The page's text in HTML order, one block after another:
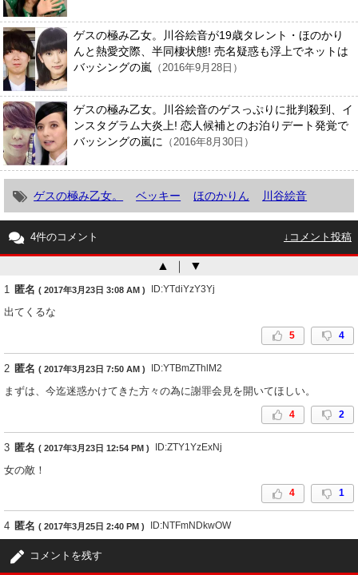
ゲスの極み乙女。川谷絵音が19歳タレント・ほのかり
んと熱愛交際、半同棲状態! 売名疑惑も浮上でネットは
バッシングの嵐
（2016年9月28日）
ゲスの極み乙女。川谷絵音のゲスっぷりに批判殺到、イ
ンスタグラム大炎上! 恋人候補とのお泊りデート発覚で
バッシングの嵐に
（2016年8月30日）
ゲスの極み乙女。 ベッキー ほのかりん 川谷絵音
4件のコメント ↓コメント投稿
▲ ｜ ▼
1 匿名 ( 2017年3月23日 3:08 AM ) ID:YTdiYzY3Yj
出てくるな
5 4
2 匿名 ( 2017年3月23日 7:50 AM ) ID:YTBmZThlM2
まずは、今迄迷惑かけてきた方々の為に謝罪会見を開いてほしい。
4 2
3 匿名 ( 2017年3月23日 12:54 PM ) ID:ZTY1YzExNj
女の敵！
4 1
4 匿名 ( 2017年3月25日 2:40 PM ) ID:NTFmNDkwOW
いくらでも言ってやれ。でもな、彼の音楽を責めるのは話が違うからな。
そんな奴ゆるさねえからな。
コメントを残す